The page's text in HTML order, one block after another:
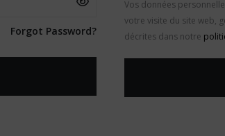
Forgot Password?
Vos données
votre visite du site web,
décrites dans notre